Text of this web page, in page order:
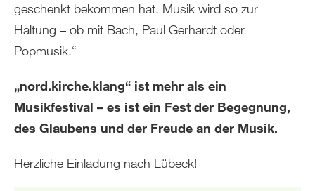
geschenkt bekommen hat. Musik wird so zur
Haltung – ob mit Bach, Paul Gerhardt oder
Popmusik.“
„nord.kirche.klang“ ist mehr als ein
Musikfestival – es ist ein Fest der Begegnung,
des Glaubens und der Freude an der Musik.
Herzliche Einladung nach Lübeck!